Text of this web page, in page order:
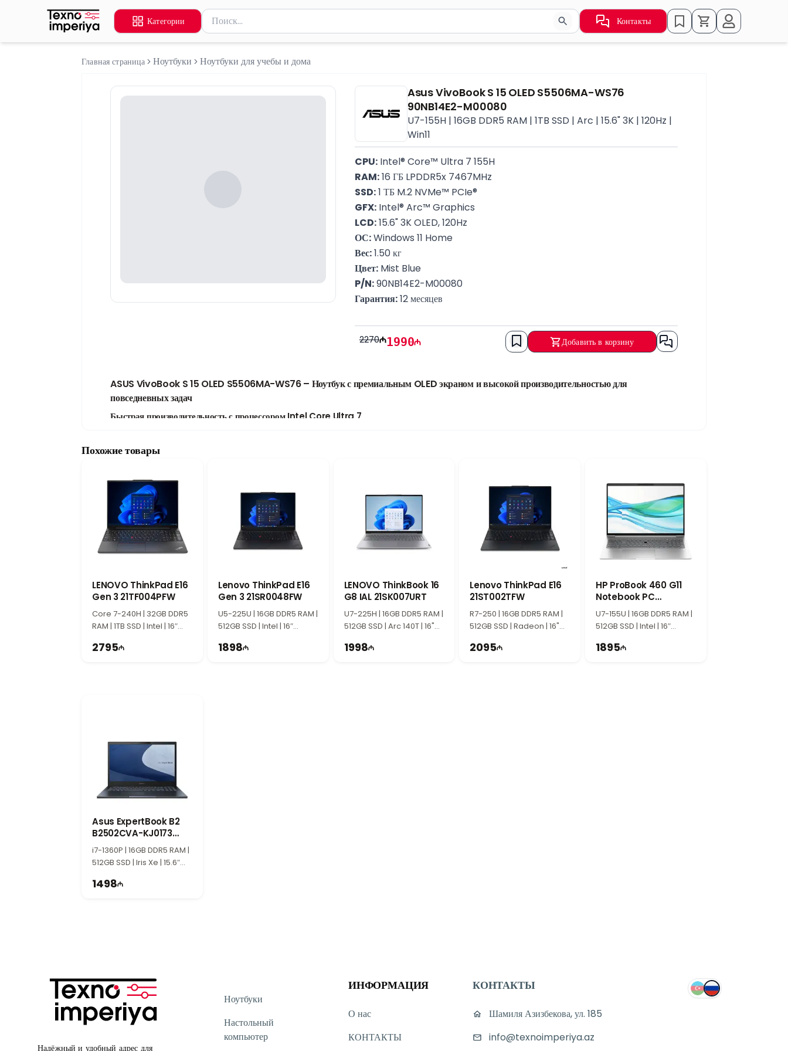
Категории
Поиск товаров
Введите минимум 2 символа для поиска. Нажмите Enter для отправки или используйте стрелки для навигации по результатам.
Контакты
Главная страница Ноутбуки Ноутбуки для учебы и дома
Asus VivoBook S 15 OLED S5506MA-WS76
90NB14E2-M00080
U7-155H | 16GB DDR5 RAM | 1TB SSD | Arc | 15.6" 3K | 120Hz |
Win11
CPU: Intel® Core™ Ultra 7 155H
RAM: 16 ГБ LPDDR5x 7467MHz
SSD: 1 ТБ M.2 NVMe™ PCIe®
GFX: Intel® Arc™ Graphics
LCD: 15.6" 3K OLED, 120Hz
ОС: Windows 11 Home
Вес: 1.50 кг
Цвет: Mist Blue
P/N: 90NB14E2-M00080
Гарантия: 12 месяцев
2270 1990 Добавить в корзину
ASUS VivoBook S 15 OLED S5506MA-WS76 – Ноутбук с премиальным OLED экраном и высокой производительностью для
повседневных задач
Быстрая производительность с процессором Intel Core Ultra 7
использовании. Серия Intel Core Ultra сочетает высокую скорость работы, энергоэффективность и возможности искусственного интеллекта, обеспечивая
Эффективная система с 16GB DDR5 RAM и 1TB SSD
Ноутбук оснащен 16GB оперативной памяти DDR5, которая позволяет комфортно работать с несколькими приложениями одновременно и обеспечивает
быструю обработку данных. SSD-накопитель объемом 1TB предоставляет большое пространство для хранения файлов и обеспечивает быструю загрузку
операционной системы, программ и данных.
15.6-дюймовый 3K OLED экран с частотой обновления 120Hz
ASUS VivoBook S 15 OLED оснащен 15.6-дюймовым 3K OLED дисплеем. OLED-технология обеспечивает яркие цвета, высокий уровень контрастности и
детализированное изображение. Частота обновления 120Hz обеспечивает более плавное отображение и комфортное использование при работе с мультимедиа
и повседневными задачами.
Современные графические возможности с Intel Arc Graphics
Встроенная графика Intel Arc обеспечивает высокую производительность для обработки фото и видео, графического дизайна, мультимедийных приложений
и повседневных творческих задач. Современная графическая архитектура сочетает энергоэффективность и стабильную работу.
ASUS VivoBook S 15 OLED отличается тонким корпусом, премиальным внешним видом и удобством использования. Операционная система Windows 11,
.
Texnoimperiya — мультибрендовый магазин компьютерной техники и электроники, работающий с 2020 года и расположенный в Баку.
Наш магазин находится по адресу: ул. Шамиля Азизбекова, 148, всего в 150 метрах от ТЦ 28 Mall.
Помимо продажи техники, мы также предоставляем услуги сервисного центра.
Наши специалисты работают ежедневно с 10:00 до 19:00.
Если у вас есть вопросы по любой модели или товару, вы можете обратиться к нам через онлайн-чат на нашем сайте.
Вне рабочих часов вы можете связаться с нами через WhatsApp.
Благодарим вас за интерес к Texnoimperiya! Будем рады видеть вас в нашем магазине.
Похожие товары
LENOVO ThinkPad E16
Gen 3 21TF004PFW
Core 7-240H | 32GB DDR5
RAM | 1TB SSD | Intel | 16″
2795
Lenovo ThinkPad E16
Gen 3 21SR0048FW
U5-225U | 16GB DDR5 RAM |
512GB SSD | Intel | 16″
1898
LENOVO ThinkBook 16
G8 IAL 21SK007URT
U7-225H | 16GB DDR5 RAM |
512GB SSD | Arc 140T | 16"
1998
Lenovo ThinkPad E16
21ST002TFW
R7-250 | 16GB DDR5 RAM |
512GB SSD | Radeon | 16"
2095
HP ProBook 460 G11
Notebook PC
A38FQET
U7-155U | 16GB DDR5 RAM |
512GB SSD | Intel | 16″
1895
Asus ExpertBook B2
B2502CVA-KJ0173
90NX06F1-M00620
i7-1360P | 16GB DDR5 RAM |
512GB SSD | Iris Xe | 15.6″
1498
Надёжный и удобный адрес для
Ноутбуки
Настольный
компьютер
ИНФОРМАЦИЯ
О нас
КОНТАКТЫ
КОНТАКТЫ
Шамиля Азизбекова, ул. 185
info@texnoimperiya.az